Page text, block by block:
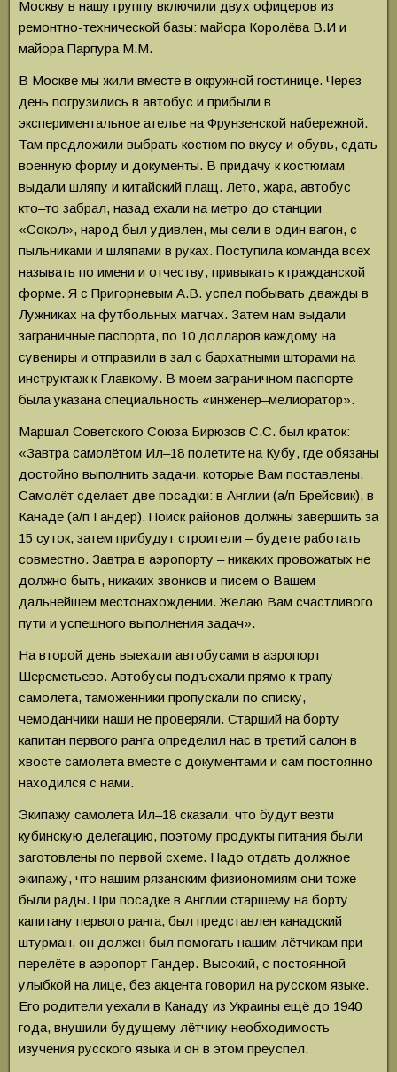
Москву в нашу группу включили двух офицеров из
ремонтно-технической базы: майора Королёва В.И и
майора Парпура М.М.
В Москве мы жили вместе в окружной гостинице. Через
день погрузились в автобус и прибыли в
экспериментальное ателье на Фрунзенской набережной.
Там предложили выбрать костюм по вкусу и обувь, сдать
военную форму и документы. В придачу к костюмам
выдали шляпу и китайский плащ. Лето, жара, автобус
кто–то забрал, назад ехали на метро до станции
«Сокол», народ был удивлен, мы сели в один вагон, с
пыльниками и шляпами в руках. Поступила команда всех
называть по имени и отчеству, привыкать к гражданской
форме. Я с Пригорневым А.В. успел побывать дважды в
Лужниках на футбольных матчах. Затем нам выдали
заграничные паспорта, по 10 долларов каждому на
сувениры и отправили в зал с бархатными шторами на
инструктаж к Главкому. В моем заграничном паспорте
была указана специальность «инженер–мелиоратор».
Маршал Советского Союза Бирюзов С.С. был краток:
«Завтра самолётом Ил–18 полетите на Кубу, где обязаны
достойно выполнить задачи, которые Вам поставлены.
Самолёт сделает две посадки: в Англии (а/п Брейсвик), в
Канаде (а/п Гандер). Поиск районов должны завершить за
15 суток, затем прибудут строители – будете работать
совместно. Завтра в аэропорту – никаких провожатых не
должно быть, никаких звонков и писем о Вашем
дальнейшем местонахождении. Желаю Вам счастливого
пути и успешного выполнения задач».
На второй день выехали автобусами в аэропорт
Шереметьево. Автобусы подъехали прямо к трапу
самолета, таможенники пропускали по списку,
чемоданчики наши не проверяли. Старший на борту
капитан первого ранга определил нас в третий салон в
хвосте самолета вместе с документами и сам постоянно
находился с нами.
Экипажу самолета Ил–18 сказали, что будут везти
кубинскую делегацию, поэтому продукты питания были
заготовлены по первой схеме. Надо отдать должное
экипажу, что нашим рязанским физиономиям они тоже
были рады. При посадке в Англии старшему на борту
капитану первого ранга, был представлен канадский
штурман, он должен был помогать нашим лётчикам при
перелёте в аэропорт Гандер. Высокий, с постоянной
улыбкой на лице, без акцента говорил на русском языке.
Его родители уехали в Канаду из Украины ещё до 1940
года, внушили будущему лётчику необходимость
изучения русского языка и он в этом преуспел.